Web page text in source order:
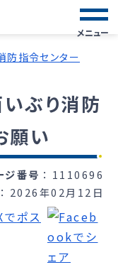
メニュー
防指令センター
ぶり消防
願い
ジ番号
1110696
2026年02月12日